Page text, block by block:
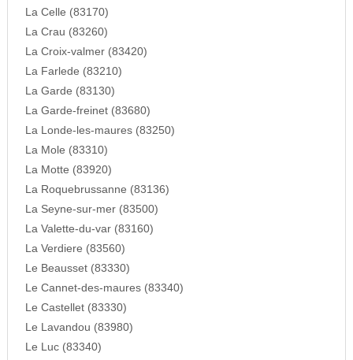
La Celle (83170)
La Crau (83260)
La Croix-valmer (83420)
La Farlede (83210)
La Garde (83130)
La Garde-freinet (83680)
La Londe-les-maures (83250)
La Mole (83310)
La Motte (83920)
La Roquebrussanne (83136)
La Seyne-sur-mer (83500)
La Valette-du-var (83160)
La Verdiere (83560)
Le Beausset (83330)
Le Cannet-des-maures (83340)
Le Castellet (83330)
Le Lavandou (83980)
Le Luc (83340)